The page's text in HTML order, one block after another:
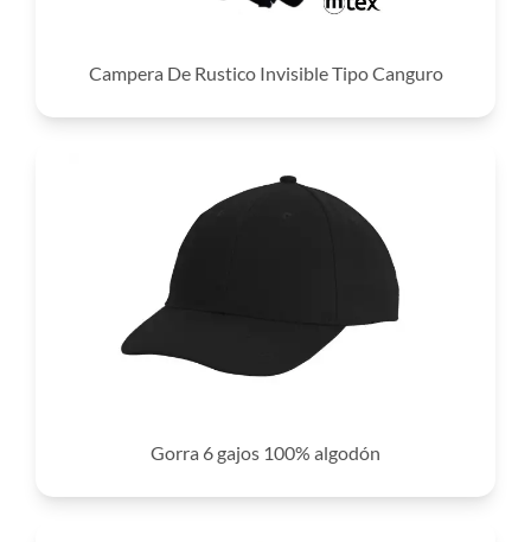
Campera De Rustico Invisible Tipo Canguro
Gorra 6 gajos 100% algodón